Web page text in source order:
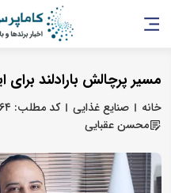
مسیر پرچالش بارادلند
خانه صنایع غذایی کد مطلب: ۳۶۱۴۶۴
محسن عقبایی